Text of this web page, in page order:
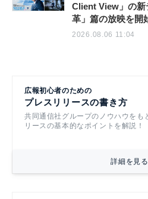
Client View」の新
革」篇の放映を開
2026.08.06 11:04
広報初心者のための
プレスリリースの書き方
共同通信社グループのノウハウをも
リースの基本的なポイントを解説！
詳細を見る